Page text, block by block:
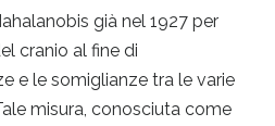
già nel 1927 per
cranio al fine di
e le somiglianze tra le varie
misura, conosciuta come